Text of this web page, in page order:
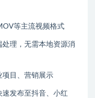
等主流视频格式
处理，无需本地资源消
项目、营销展示
速发布至抖音、小红